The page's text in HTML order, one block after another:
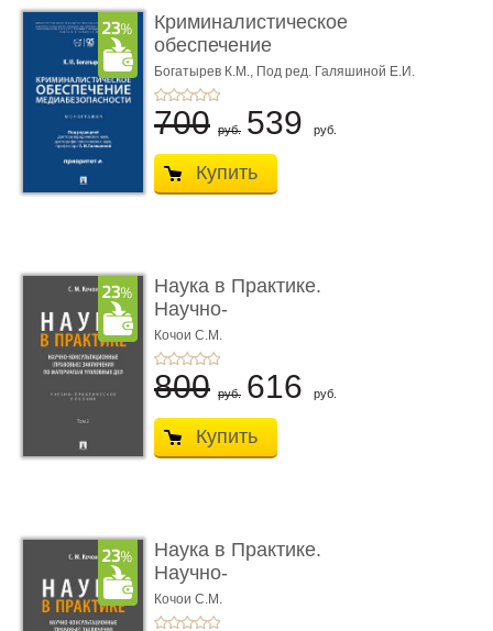
Криминалистическое
обеспечение
медиабезопас� ...
Богатырев К.М., Под ред. Галяшиной Е.И.
700 руб. 539 руб.
Купить
Наука в Практике.
Научно-
консультационные (пра
...
Кочои С.М.
800 руб. 616 руб.
Купить
Наука в Практике.
Научно-
консультационные (пра
...
Кочои С.М.